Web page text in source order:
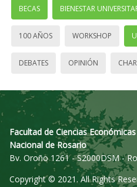
BECAS BIENESTAR
100 AÑOS WORKSHOP
DEBATES OPINIÓN
Facultad de Ciencias
Nacional de Rosario
Bv. Oroño 1261 - S2000DSM -
Copyright © 2021. All Rights